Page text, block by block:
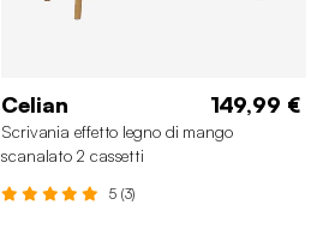
Celian 149,99 €
Scrivania effetto legno di mango
scanalato 2 cassetti
5 (3)